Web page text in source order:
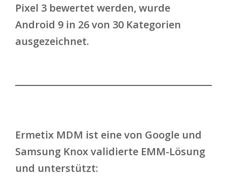
Pixel 3 bewertet werden, wurde
Android 9 in 26 von 30 Kategorien
ausgezeichnet.
Ermetix MDM ist eine von Google und
Samsung Knox validierte EMM-Lösung
und unterstützt: